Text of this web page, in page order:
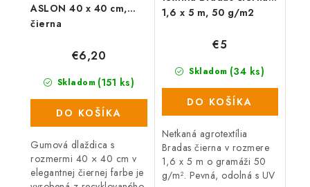
ASLON 40 x 40 cm,
čierna
Skladom (151 ks)
€6,20
DO KOŠÍKA
Gumová dlaždica s
rozmermi 40 × 40 cm v
elegantnej čiernej farbe je
1,6 x 5 m, 50 g/m2
Skladom (34 ks)
€5
DO KOŠÍKA
Netkaná agrotextília
Bradas čierna v rozmere
1,6 x 5 m o gramáži 50
g/m². Pevná, odolná s UV